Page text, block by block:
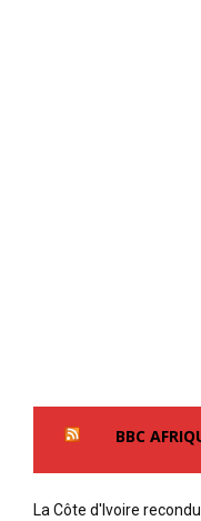
BBC
La Côte d'Ivoire